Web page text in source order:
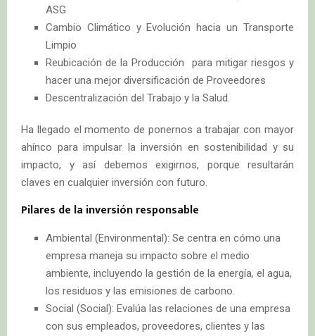
ASG
Cambio Climático y Evolución hacia un Transporte
Limpio
Reubicación de la Producción para mitigar riesgos y
hacer una mejor diversificación de Proveedores
Descentralización del Trabajo y la Salud.
Ha llegado el momento de ponernos a trabajar con mayor
ahínco para impulsar la inversión en sostenibilidad y su
impacto, y así debemos exigirnos, porque resultarán
claves en cualquier inversión con futuro.
Pilares de la inversión responsable
Ambiental (Environmental): Se centra en cómo una
empresa maneja su impacto sobre el medio
ambiente, incluyendo la gestión de la energía, el agua,
los residuos y las emisiones de carbono.
Social (Social): Evalúa las relaciones de una empresa
con sus empleados, proveedores, clientes y las